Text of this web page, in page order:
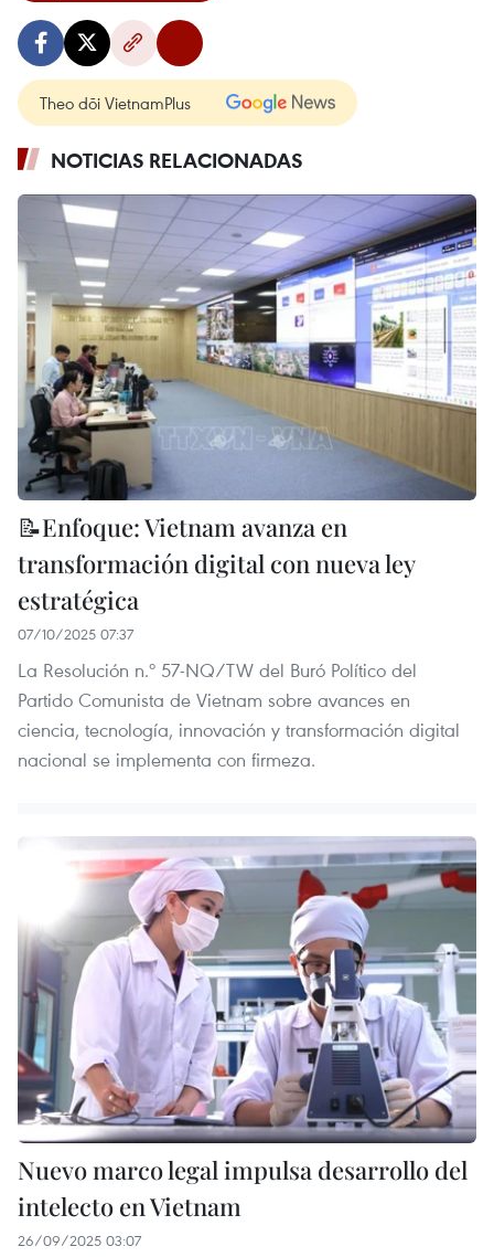
Theo dõi VietnamPlus
NOTICIAS RELACIONADAS
📝Enfoque: Vietnam avanza en
transformación digital con nueva ley
estratégica
07/10/2025 07:37
La Resolución n.º 57-NQ/TW del Buró Político del
Partido Comunista de Vietnam sobre avances en
ciencia, tecnología, innovación y transformación digital
nacional se implementa con firmeza.
Nuevo marco legal impulsa desarrollo del
intelecto en Vietnam
26/09/2025 03:07